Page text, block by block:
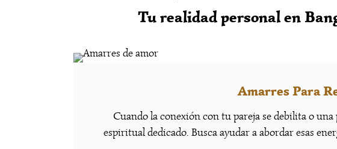
Tu realidad personal en
Amarres Para
Cuando la conexión con tu pareja se debilita o
espiritual dedicado. Busca ayudar a abordar esas